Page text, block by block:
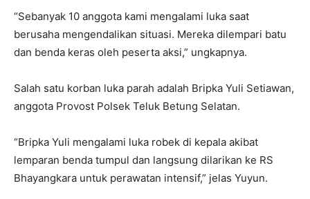
“Sebanyak 10 anggota kami mengalami luka saat
berusaha mengendalikan situasi. Mereka dilempari batu
dan benda keras oleh peserta aksi,” ungkapnya.
Salah satu korban luka parah adalah Bripka Yuli Setiawan,
anggota Provost Polsek Teluk Betung Selatan.
“Bripka Yuli mengalami luka robek di kepala akibat
lemparan benda tumpul dan langsung dilarikan ke RS
Bhayangkara untuk perawatan intensif,” jelas Yuyun.